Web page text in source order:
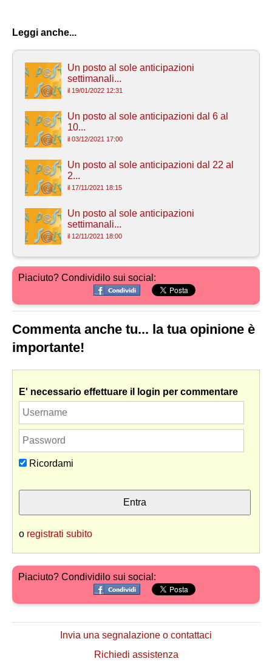
Leggi anche...
Un posto al sole anticipazioni
settimanali...
il 19/01/2022 12:31
Un posto al sole anticipazioni dal 6 al
10...
il 03/12/2021 17:00
Un posto al sole anticipazioni dal 22 al
2...
il 17/11/2021 18:15
Un posto al sole anticipazioni
settimanali...
il 12/11/2021 18:00
Piaciuto? Condividilo sui social:
Commenta anche tu... la tua opinione è
importante!
E' necessario effettuare il login per commentare
Ricordami
o registrati subito
Piaciuto? Condividilo sui social:
Invia una segnalazione o contattaci
Richiedi assistenza